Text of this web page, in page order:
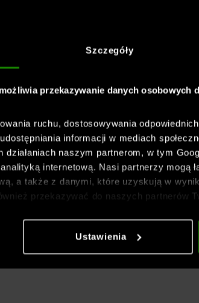
Szczegóły
przekazywanie danych osobowych
ruchu, dostosowywania
informacji w mediach
działaniach naszym partnerom, w tym
internetową. Nasi partnerzy mogą
a także z danymi, które uzyskują w
przekazywać do naszych partnerów
informacje znajdziesz w naszej
Polityce
Ustawienia